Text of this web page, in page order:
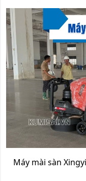
Máy mài sàn